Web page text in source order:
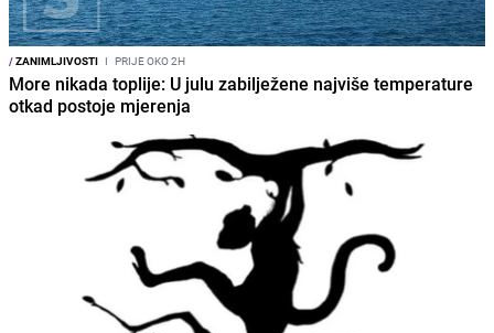
/ZANIMLJIVOSTI I PRIJE OKO 2H
More nikada toplije: U julu zabilježene najviše temperature
otkad postoje mjerenja